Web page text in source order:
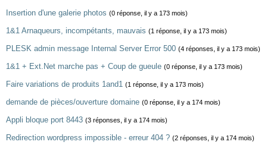
Insertion d'une galerie photos (0 réponse, il y a 173 mois)
1&1 Arnaqueurs, incompétants, mauvais (1 réponse, il y a 173 mois)
PLESK admin message Internal Server Error 500 (4 réponses, il y a 173 mois)
1&1 + Ext.Net marche pas + Coup de gueule (0 réponse, il y a 173 mois)
Faire variations de produits 1and1 (1 réponse, il y a 173 mois)
demande de pièces/ouverture domaine (0 réponse, il y a 174 mois)
Appli bloque port 8443 (3 réponses, il y a 174 mois)
Redirection wordpress impossible - erreur 404 ? (2 réponses, il y a 174 mois)